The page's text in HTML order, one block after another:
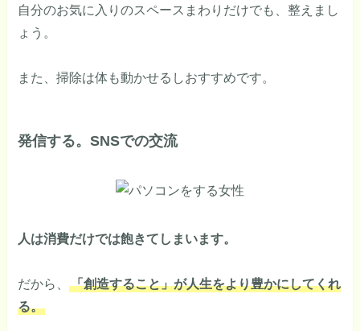
自分のお気に入りのスペースまわりだけでも、整えまし
ょう。
また、掃除は体も動かせるしおすすめです。
発信する。SNSでの交流
人は消費だけでは飽きてしまいます。
だから、「創造すること」が人生をより豊かにしてくれ
る。